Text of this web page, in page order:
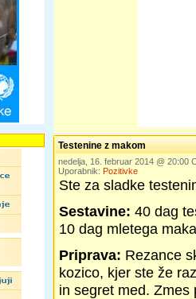
Testenine z makom
nedelja, 16. februar 2014 @ 20:00
Uporabnik: Pozitivke
Ste za sladke
Sestavine: 40 dag
10 dag mletega
Priprava: Rezance
kozico, kjer ste že
in segret med. Zmes